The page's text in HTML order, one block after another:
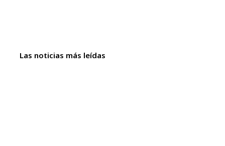
Las noticias más leídas